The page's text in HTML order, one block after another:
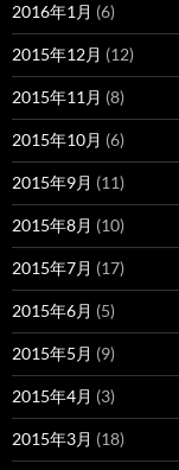
2016年1月 (6)
2015年12月 (12)
2015年11月 (8)
2015年10月 (6)
2015年9月 (11)
2015年8月 (10)
2015年7月 (17)
2015年6月 (5)
2015年5月 (9)
2015年4月 (3)
2015年3月 (18)